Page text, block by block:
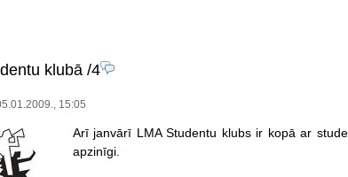
klubā/4
15:05
Arī janvārī LMA Studentu klubs ir kopā ar
apzinīgi.